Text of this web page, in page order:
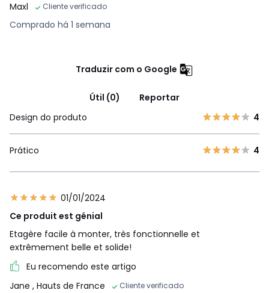
Maxl
Cliente verificado
Comprado há 1 semana
Traduzir com o Google
Útil (0)
Reportar
Design do produto
4
Prático 4
01/01/2024
Ce produit est génial
Etagère facile à monter, très fonctionnelle et
extrêmement belle et solide!
Eu recomendo este artigo
Jane , Hauts de France Cliente verificado